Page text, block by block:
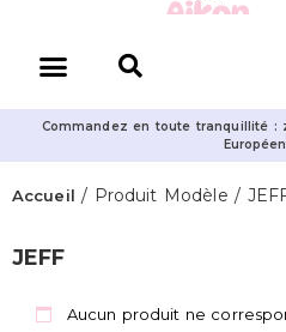
Commandez en toute tranquillité :
Accueil / Produit Modèle /
JEFF
Aucun produit ne